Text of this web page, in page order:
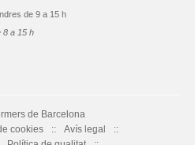
de 9 a 15 h
8 a 15 h
de Barcelona
cookies
Avís legal